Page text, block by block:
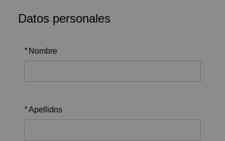
Datos personales
* Nombre
*Apellidos